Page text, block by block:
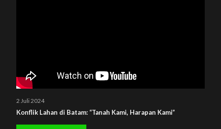
2 Juli 2024
Konflik Lahan di Batam: “Tanah Kami, Harapan Kami”